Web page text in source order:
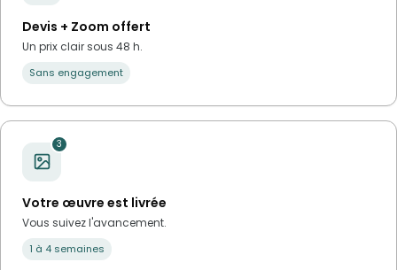
Devis + Zoom offert
Un prix clair sous 48 h.
Sans engagement
3
Votre œuvre est livrée
Vous suivez l'avancement.
1 à 4 semaines